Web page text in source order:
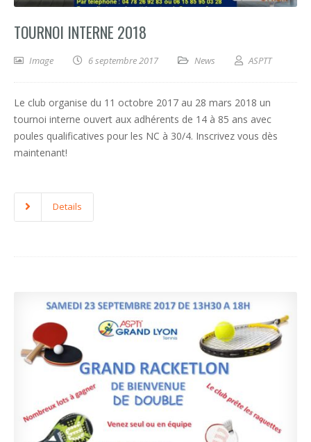
TOURNOI INTERNE 2018
Image 6 septembre 2017 News ASPTT
Le club organise du 11 octobre 2017 au 28 mars 2018 un
tournoi interne ouvert aux adhérents de 14 à 85 ans avec
poules qualificatives pour les NC à 30/4. Inscrivez vous dès
maintenant!
Details